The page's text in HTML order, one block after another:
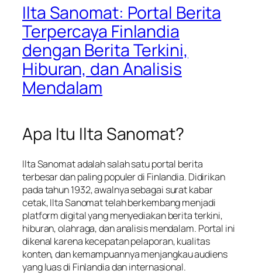
Ilta Sanomat: Portal Berita
Terpercaya Finlandia
dengan Berita Terkini,
Hiburan, dan Analisis
Mendalam
Apa Itu Ilta Sanomat?
Ilta Sanomat adalah salah satu portal berita
terbesar dan paling populer di Finlandia. Didirikan
pada tahun 1932, awalnya sebagai surat kabar
cetak, Ilta Sanomat telah berkembang menjadi
platform digital yang menyediakan berita terkini,
hiburan, olahraga, dan analisis mendalam. Portal ini
dikenal karena kecepatan pelaporan, kualitas
konten, dan kemampuannya menjangkau audiens
yang luas di Finlandia dan internasional.